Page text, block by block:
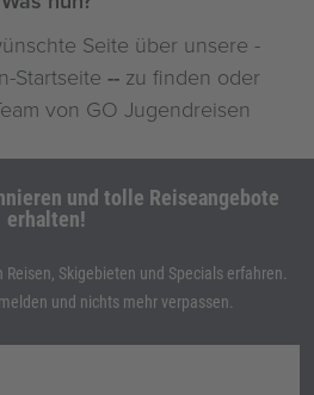
und tolle Reiseangebote
erhalten!
Skigebieten und Specials erfahren.
und nichts mehr verpassen.